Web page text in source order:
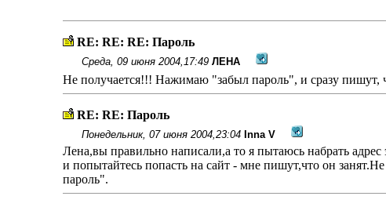
RE: RE: RE: Пароль
Среда, 09 июня 2004,17:49 ЛЕНА
Не получается!!! Нажимаю "забыл пароль", и сразу пишут,
RE: RE: Пароль
Понедельник, 07 июня 2004,23:04 Inna V
Лена,вы правильно написали,а то я пытаюсь набрать
и попытайтесь попасть на сайт - мне пишут,что он
пароль".